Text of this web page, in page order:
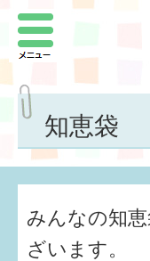
知恵袋
みんなの知
ざいます。
メ
結婚したい
子どもが
福井の子